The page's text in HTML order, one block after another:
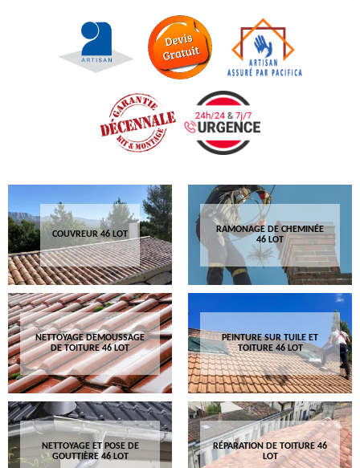
COUVREUR 46 LOT
RAMONAGE DE CHEMINÉE
46 LOT
NETTOYAGE DEMOUSSAGE
DE TOITURE 46 LOT
PEINTURE SUR TUILE ET
TOITURE 46 LOT
NETTOYAGE ET POSE DE
GOUTTIÈRE 46 LOT
RÉPARATION DE TOITURE 46
LOT